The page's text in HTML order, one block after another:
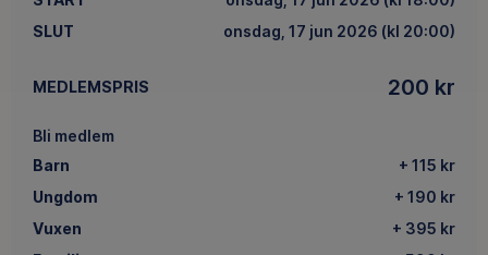
SLUT
onsdag, 17 jun 2026 (kl 20:00)
MEDLEMSPRIS 200 kr
Bli medlem
Barn
+ 115 kr
Ungdom
+ 190 kr
Vuxen
+ 395 kr